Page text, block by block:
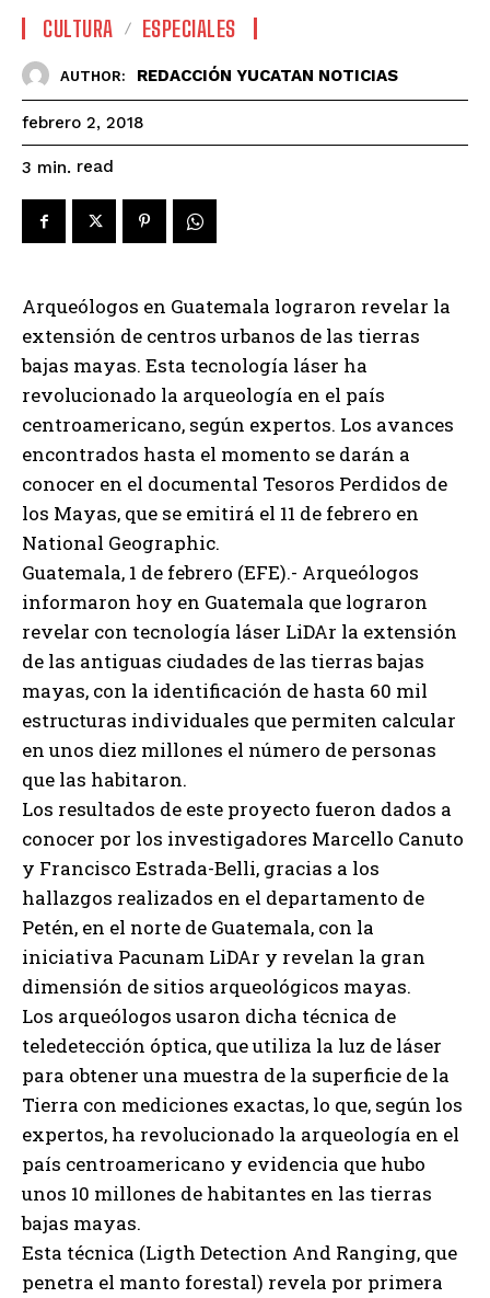
CULTURA ESPECIALES
AUTHOR: REDACCIÓN YUCATAN NOTICIAS
febrero 2, 2018
3 min. read
Arqueólogos en Guatemala lograron revelar la
extensión de centros urbanos de las tierras
bajas mayas. Esta tecnología láser ha
revolucionado la arqueología en el país
centroamericano, según expertos. Los avances
encontrados hasta el momento se darán a
conocer en el documental Tesoros Perdidos de
los Mayas, que se emitirá el 11 de febrero en
National Geographic.
Guatemala, 1 de febrero (EFE).- Arqueólogos
informaron hoy en Guatemala que lograron
revelar con tecnología láser LiDAr la extensión
de las antiguas ciudades de las tierras bajas
mayas, con la identificación de hasta 60 mil
estructuras individuales que permiten calcular
en unos diez millones el número de personas
que las habitaron.
Los resultados de este proyecto fueron dados a
conocer por los investigadores Marcello Canuto
y Francisco Estrada-Belli, gracias a los
hallazgos realizados en el departamento de
Petén, en el norte de Guatemala, con la
iniciativa Pacunam LiDAr y revelan la gran
dimensión de sitios arqueológicos mayas.
Los arqueólogos usaron dicha técnica de
teledetección óptica, que utiliza la luz de láser
para obtener una muestra de la superficie de la
Tierra con mediciones exactas, lo que, según los
expertos, ha revolucionado la arqueología en el
país centroamericano y evidencia que hubo
unos 10 millones de habitantes en las tierras
bajas mayas.
Esta técnica (Ligth Detection And Ranging, que
penetra el manto forestal) revela por primera